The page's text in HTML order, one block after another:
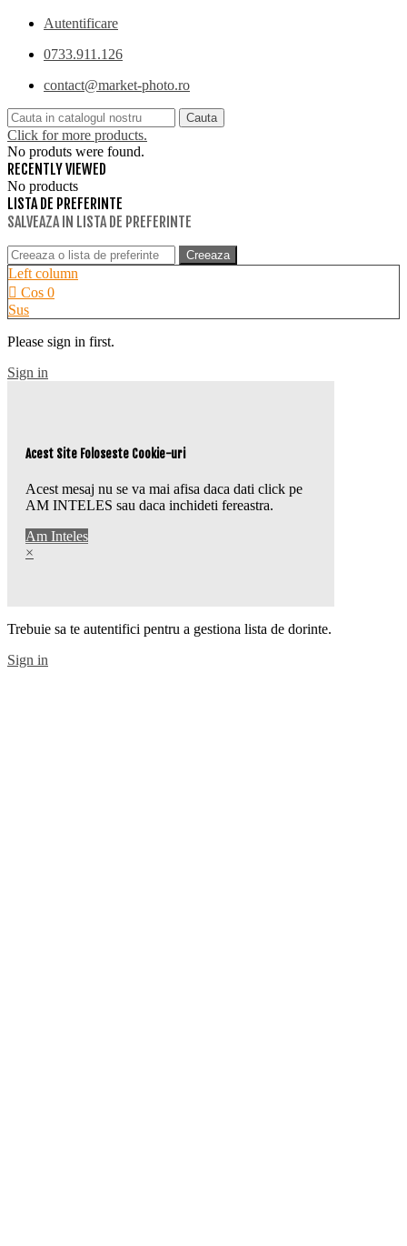
Autentificare
0733.911.126
contact@market-photo.ro
Cauta
Click for more products.
No produts were found.
RECENTLY VIEWED
No products
LISTA DE PREFERINTE
SALVEAZA IN LISTA DE PREFERINTE
Creeaza
Left column
Cos 0
Sus
Please sign in first.
Sign in
Acest Site Foloseste Cookie-uri
Acest mesaj nu se va mai afisa daca dati click pe
AM INTELES sau daca inchideti fereastra.
Am Inteles
×
Trebuie sa te autentifici pentru a gestiona lista de dorinte.
Sign in